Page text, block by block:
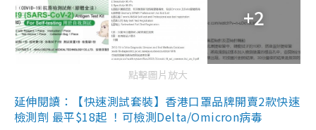
+2
點擊圖片放大
延伸閱讀：【快速測試套裝】香港口罩品牌開賣2款快速
檢測劑 最平$18起 ！可檢測Delta/Omicron病毒